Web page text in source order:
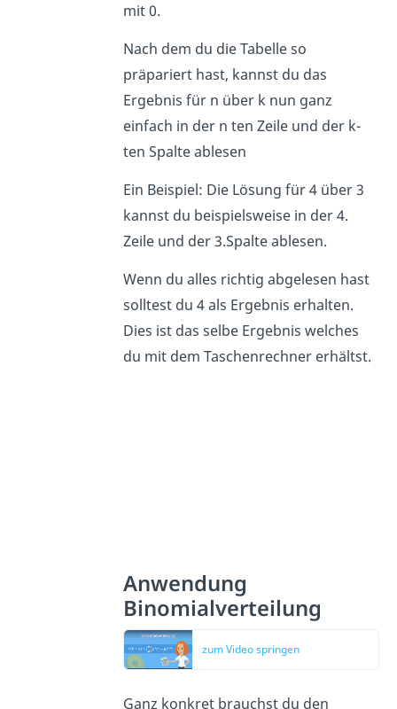
mit 0.
Nach dem du die Tabelle so
präpariert hast, kannst du das
Ergebnis für n über k nun ganz
einfach in der n ten Zeile und der k-
ten Spalte ablesen
Ein Beispiel: Die Lösung für 4 über 3
kannst du beispielsweise in der 4.
Zeile und der 3.Spalte ablesen.
Wenn du alles richtig abgelesen hast
solltest du 4 als Ergebnis erhalten.
Dies ist das selbe Ergebnis welches
du mit dem Taschenrechner erhältst.
Anwendung
Binomialverteilung
zum Video springen
Ganz konkret brauchst du den